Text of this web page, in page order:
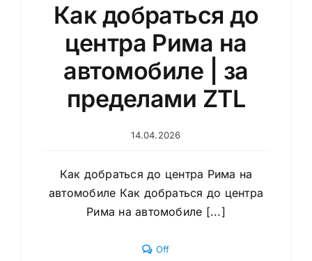
Как добраться до
центра Рима на
автомобиле | за
пределами ZTL
14.04.2026
Как добраться до центра Рима на
автомобиле Как добраться до центра
Рима на автомобиле [...]
OffComments